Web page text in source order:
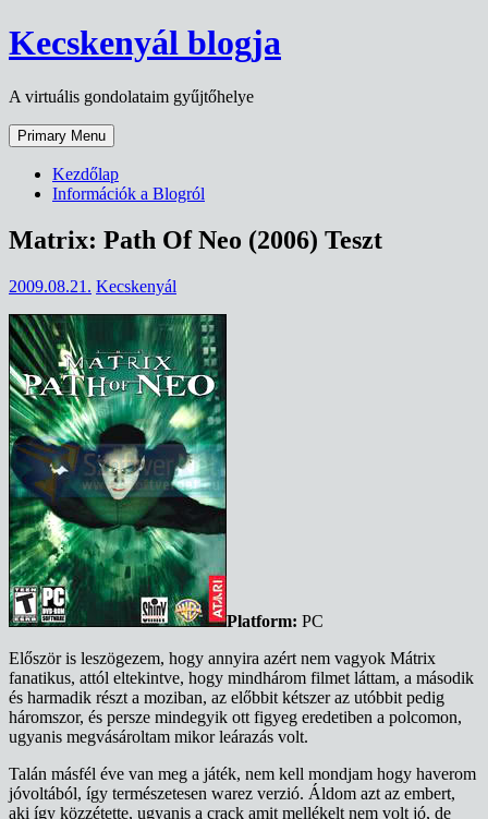
Skip
to
Kecskenyál blogja
A virtuális gondolataim gyűjtőhelye
Primary Menu
Kezdőlap
Információk a Blogról
Matrix: Path Of Neo (2006) Teszt
2009.08.21. Kecskenyál
Platform: PC
Először is leszögezem, hogy annyira azért nem vagyok Mátrix
fanatikus, attól eltekintve, hogy mindhárom filmet láttam, a második
és harmadik részt a moziban, az előbbit kétszer az utóbbit pedig
háromszor, és persze mindegyik ott figyeg eredetiben a polcomon,
ugyanis megvásároltam mikor leárazás volt.
Talán másfél éve van meg a játék, nem kell mondjam hogy haverom
jóvoltából, így természetesen warez verzió. Áldom azt az embert,
aki így közzétette, ugyanis a crack amit mellékelt nem volt jó, de